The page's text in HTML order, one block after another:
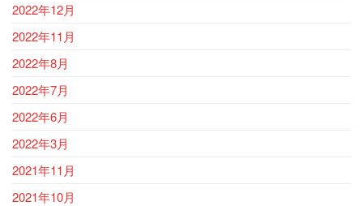
2022年12月
2022年11月
2022年8月
2022年7月
2022年6月
2022年3月
2021年11月
2021年10月